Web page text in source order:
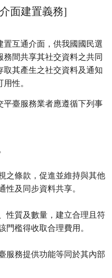
面建置義務]
互通介面，供我國國民選
間共享其社交資料之共同
其產生之社交資料及通知
性。
平臺服務業者應遵循下列事
之條款，促進並維持與其他
性及同步資料共享。
性質及數量，建立合理且符
門檻得收取合理費用。
服務提供功能等同於其內部